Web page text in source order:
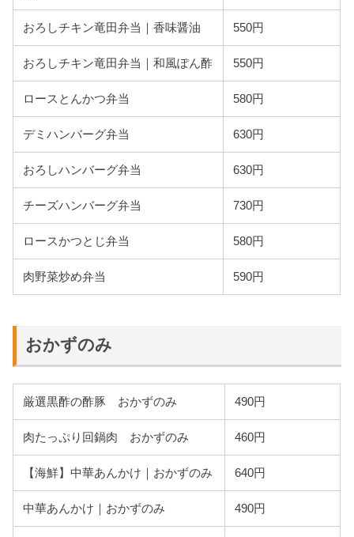
おろしチキン竜田弁当｜香味醤油 550円
おろしチキン竜田弁当｜和風ぽん酢 550円
ロースとんかつ弁当 580円
デミハンバーグ弁当 630円
おろしハンバーグ弁当 630円
チーズハンバーグ弁当 730円
ロースかつとじ弁当 580円
肉野菜炒め弁当 590円
おかずのみ
厳選黒酢の酢豚 おかずのみ 490円
肉たっぷり回鍋肉 おかずのみ 460円
【海鮮】中華あんかけ｜おかずのみ 640円
中華あんかけ｜おかずのみ 490円